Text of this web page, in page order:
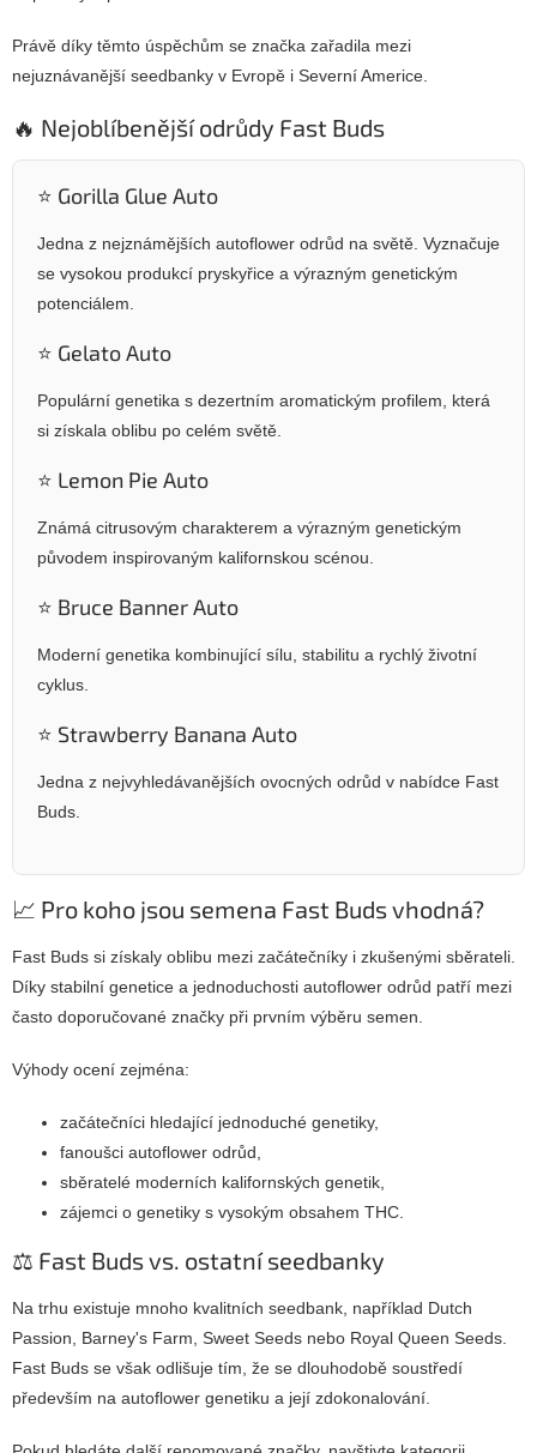
Právě díky těmto úspěchům se značka zařadila mezi
nejuznávanější seedbanky v Evropě i Severní Americe.
🔥 Nejoblíbenější odrůdy Fast Buds
⭐ Gorilla Glue Auto
Jedna z nejznámějších autoflower odrůd na světě. Vyznačuje
se vysokou produkcí pryskyřice a výrazným genetickým
potenciálem.
⭐ Gelato Auto
Populární genetika s dezertním aromatickým profilem, která
si získala oblibu po celém světě.
⭐ Lemon Pie Auto
Známá citrusovým charakterem a výrazným genetickým
původem inspirovaným kalifornskou scénou.
⭐ Bruce Banner Auto
Moderní genetika kombinující sílu, stabilitu a rychlý životní
cyklus.
⭐ Strawberry Banana Auto
Jedna z nejvyhledávanějších ovocných odrůd v nabídce Fast
Buds.
📈 Pro koho jsou semena Fast Buds vhodná?
Fast Buds si získaly oblibu mezi začátečníky i zkušenými sběrateli.
Díky stabilní genetice a jednoduchosti autoflower odrůd patří mezi
často doporučované značky při prvním výběru semen.
Výhody ocení zejména:
začátečníci hledající jednoduché genetiky,
fanoušci autoflower odrůd,
sběratelé moderních kalifornských genetik,
zájemci o genetiky s vysokým obsahem THC.
⚖️ Fast Buds vs. ostatní seedbanky
Na trhu existuje mnoho kvalitních seedbank, například Dutch
Passion, Barney's Farm, Sweet Seeds nebo Royal Queen Seeds.
Fast Buds se však odlišuje tím, že se dlouhodobě soustředí
především na autoflower genetiku a její zdokonalování.